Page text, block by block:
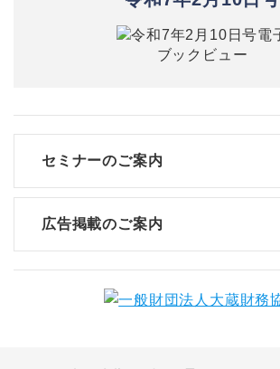
セミナーのご案内
広告掲載のご案内